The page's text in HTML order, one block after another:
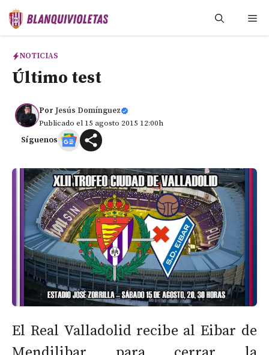
Saltar
NOTICIAS
Último test
Por Jesús Domínguez
Publicado el 15 agosto 2015 12:00h
Síguenos
El Real Valladolid recibe al Eibar de